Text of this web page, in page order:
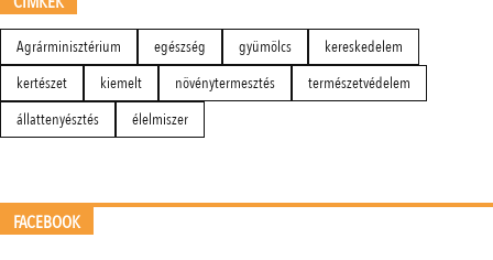
Agrárminisztérium egészség gyümölcs
kereskedelem
kertészet
kiemelt növénytermesztés
természetvédelem
állattenyésztés
élelmiszer
FACEBOOK